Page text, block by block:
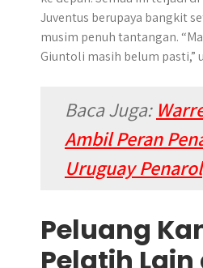
Juventus berupaya bangkit
musim penuh tantangan.
Giuntoli masih belum pasti,”
Baca Juga:
Ambil Peran
Uruguay Penarol
Peluang
Pelatih Lain